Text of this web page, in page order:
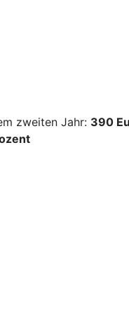
zweiten Jahr: 390